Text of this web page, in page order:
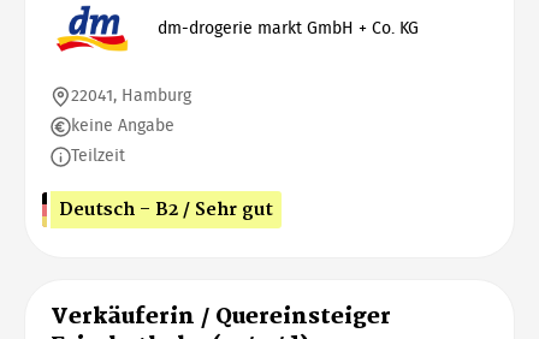
dm-drogerie markt GmbH + Co. KG
22041, Hamburg
keine Angabe
Teilzeit
Deutsch - B2 / Sehr gut
Verkäuferin / Quereinsteiger